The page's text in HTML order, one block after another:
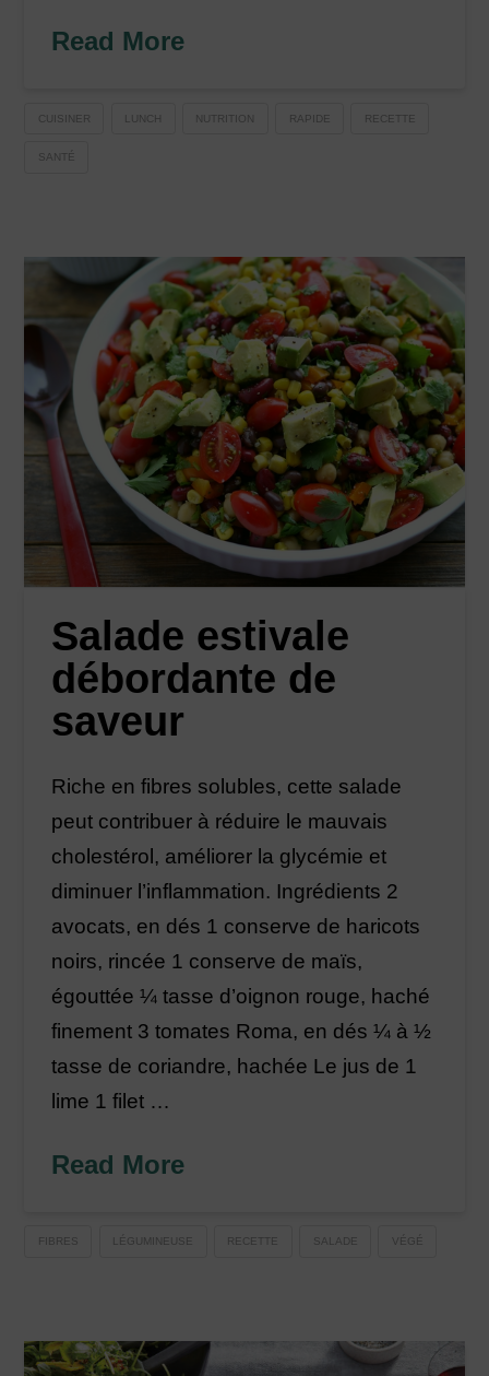
Read More
CUISINER LUNCH NUTRITION RAPIDE RECETTE
SANTÉ
Salade estivale
débordante de
saveur
Riche en fibres solubles, cette salade
peut contribuer à réduire le mauvais
cholestérol, améliorer la glycémie et
diminuer l’inflammation. Ingrédients 2
avocats, en dés 1 conserve de haricots
noirs, rincée 1 conserve de maïs,
égouttée ¼ tasse d’oignon rouge, haché
finement 3 tomates Roma, en dés ¼ à ½
tasse de coriandre, hachée Le jus de 1
lime 1 filet …
Read More
FIBRES LÉGUMINEUSE RECETTE SALADE VÉGÉ